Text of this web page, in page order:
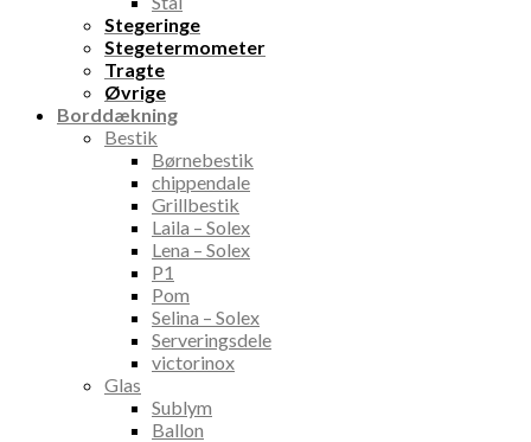
Stegeringe
Stegetermometer
Tragte
Øvrige
Borddækning
Bestik
Børnebestik
chippendale
Grillbestik
Laila – Solex
Lena – Solex
P1
Pom
Selina – Solex
Serveringsdele
victorinox
Glas
Sublym
Ballon